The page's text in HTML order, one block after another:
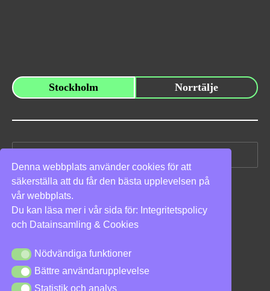
Denna webbplats använder cookies för att
säkerställa att du får den bästa upplevelsen på
vår webbplats.
Du kan läsa mer i vår sida för: Integritetspolicy
och Datainsamling & Cookies
Nödvändiga funktioner
Nödvändiga funktioner
Bättre användarupplevelse
Bättre användarupplevelse
Statistik och analys
Stockholm Norrtälje
Sök
efter:
Vi stöder
Integritetspolicy|